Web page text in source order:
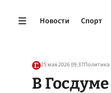
Новости Спорт
25 мая 2026 09:37Политика
В